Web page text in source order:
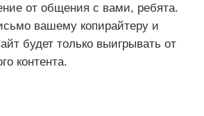
от общения с вами, ребята.
вашему копирайтеру и
будет только выигрывать от
контента.